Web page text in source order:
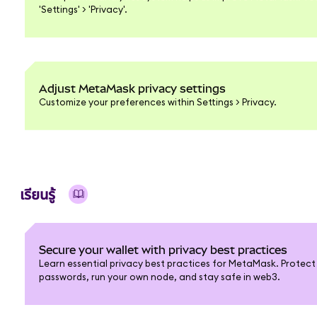
'Settings' > 'Privacy'.
Adjust MetaMask privacy settings
Customize your preferences within Settings > Privacy.
เรียนรู้
Secure your wallet with privacy best practices
Learn essential privacy best practices for MetaMask.
passwords, run your own node, and stay safe in web3.